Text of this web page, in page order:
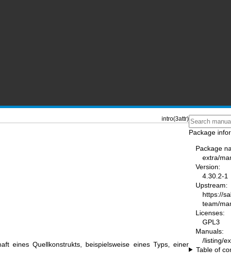
intro(3attr)
eines Quellkonstrukts, beispielsweise eines Typs, einer
Package
Package
extra/
Version:
4.30.2-1
Upstream:
https://
team/
Licenses:
GPL3
Manuals:
/listing/
Table of